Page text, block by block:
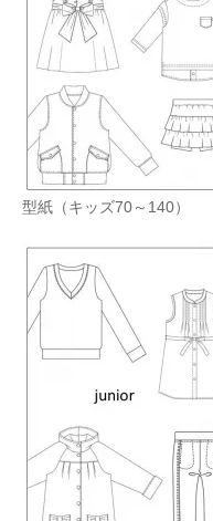
型紙（キッズ70～140）